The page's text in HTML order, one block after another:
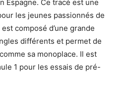
Espagne. Ce tracé est une
les jeunes passionnés de
composé d’une grande
différents et permet de
sa monoplace. Il est
1 pour les essais de pré-